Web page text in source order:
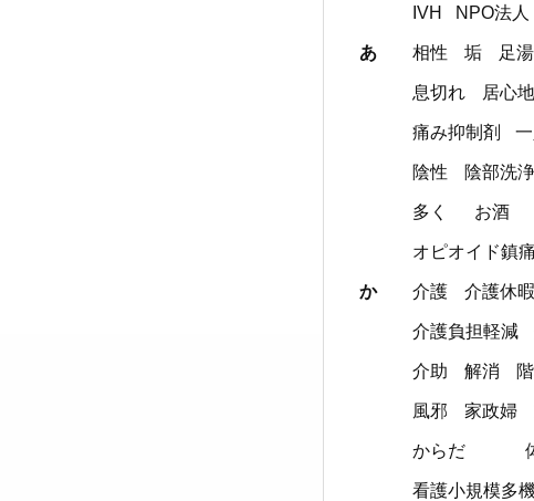
IVH NPO法人
あ 相性 垢 足湯
息切れ 居心地
痛み抑制剤 一
陰性 陰部洗浄
多く お酒
オピオイド鎮
か 介護 介護休
介護負担軽減
介助 解消
風邪 家政婦
からだ
看護小規模多